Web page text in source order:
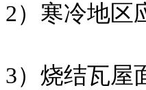
2）寒冷地区
3）烧结瓦屋